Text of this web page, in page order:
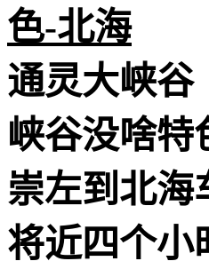
色-北海
️通灵大峡谷
峡谷没啥特
崇左到北海
将近四个小